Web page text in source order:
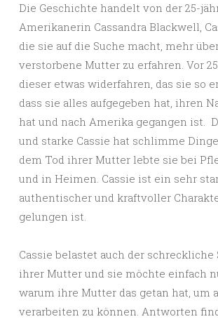
Die Geschichte handelt von der 25-
Amerikanerin Cassandra Blackwell,
die sie auf die Suche macht, mehr
verstorbene Mutter zu erfahren. Vor
dieser etwas widerfahren, das sie so
dass sie alles aufgegeben hat, ihren
hat und nach Amerika gegangen ist.
und starke Cassie hat schlimme
dem Tod ihrer Mutter lebte sie bei
und in Heimen. Cassie ist ein sehr
authentischer und kraftvoller
gelungen ist.
Cassie belastet auch der schreckliche
ihrer Mutter und sie möchte einfach
warum ihre Mutter das getan hat, um
verarbeiten zu können. Antworten